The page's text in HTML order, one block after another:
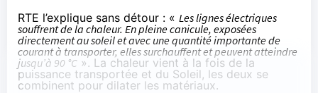
RTE l’explique sans détour : « Les lignes électriques
souffrent de la chaleur. En pleine canicule, exposées
directement au soleil et avec une quantité importante de
courant à transporter, elles surchauffent et peuvent atteindre
jusqu’à 90 °C ». La chaleur vient à la fois de la
puissance transportée et du Soleil, les deux se
combinent pour dilater les matériaux.